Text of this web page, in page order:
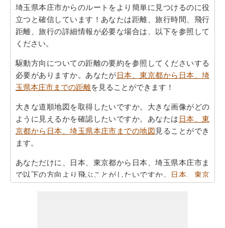
埼玉県本庄市からのルートをより簡単に見つけるのに役
立つと確信しています！あなたは距離、旅行時間、飛行
距離、旅行の詳細情報が必要な場合は、以下を参照して
ください。
駆動方向についての距離の要約を参照してくださいする
必要がありますか。あなたが日本、東京都から日本、埼
玉県本庄市までの距離を見ることができます！
大きな道順地図を取得したいですか。大きな画像がどの
ように見えるかを確認したいですか。あなたは 日本、東
京都から日本、埼玉県本庄市までの地図 見ることができ
ます。
あなただけに、日本、東京都から日本、埼玉県本庄市ま
で以下の方向より飛ぶことがしたいですか。
日本、東京